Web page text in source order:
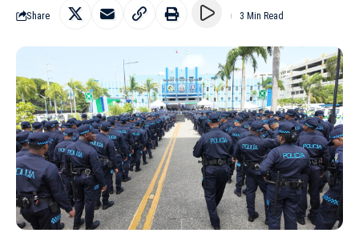
Share 3 Min Read